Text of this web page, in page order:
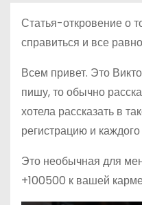
Статья-откровение о
справиться и все
Всем привет. Это
пишу, то обычно
хотела рассказать в
регистрацию и
Это необычная для
+100500 к вашей